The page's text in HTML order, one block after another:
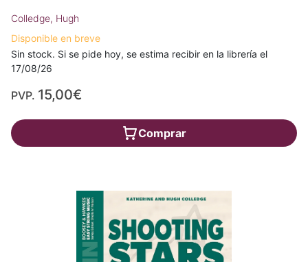
Colledge, Hugh
Disponible en breve
Sin stock. Si se pide hoy, se estima recibir en la librería el
17/08/26
PVP. 15,00€
Comprar